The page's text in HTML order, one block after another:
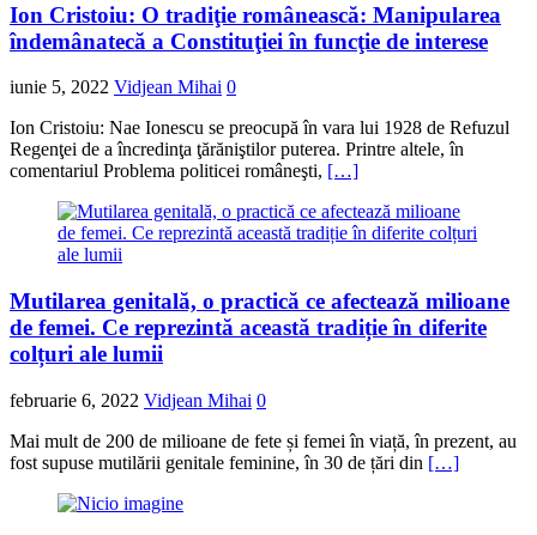
Ion Cristoiu: O tradiţie românească: Manipularea
îndemânatecă a Constituţiei în funcţie de interese
iunie 5, 2022 Vidjean Mihai 0
Ion Cristoiu: Nae Ionescu se preocupă în vara lui 1928 de Refuzul
Regenţei de a încredinţa ţărăniştilor puterea. Printre altele, în
comentariul Problema politicei româneşti, […]
Mutilarea genitală, o practică ce afectează milioane
de femei. Ce reprezintă această tradiție în diferite
colțuri ale lumii
februarie 6, 2022 Vidjean Mihai 0
Mai mult de 200 de milioane de fete și femei în viață, în prezent, au
fost supuse mutilării genitale feminine, în 30 de țări din […]